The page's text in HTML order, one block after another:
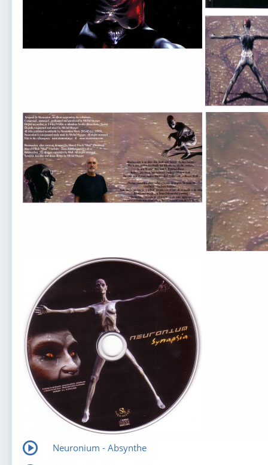
Neuronium - Absynthe